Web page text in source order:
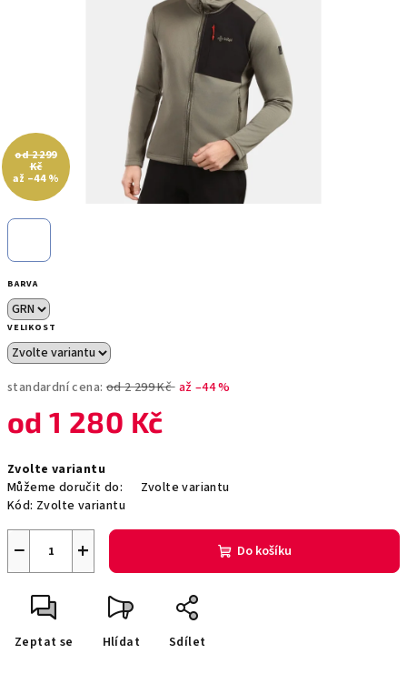
BARVA
VELIKOST
standardní cena: od 2 299 Kč až –44 %
od1 280 Kč
cena:
Zvolte variantu
Můžeme doručit do:
Zvolte variantu
Kód: Zvolte variantu
+
− Do košíku
Zeptat se Hlídat Sdílet
hvězdiček.
od 2 299
Kč
až –44 %